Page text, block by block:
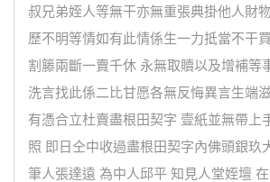
叔兄弟姪人等無干亦無重張典掛他人財
歷不明等情如有此情係生一力抵當不干
割籐兩斷一賣千休 永無取贖以及增補等
洗言找此係二比甘愿各無反悔異言生端
有憑合立杜賣盡根田契字 壹紙並無帶上
照 即日仝中收過盡根田契字內佛頭銀玖
筆人張達遠 為中人邱平 知見人堂姪壇